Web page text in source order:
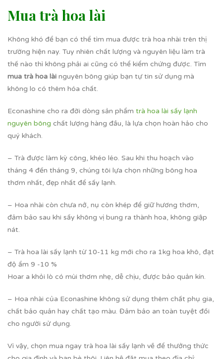
Mua trà hoa lài
Không khó để bạn có thể tìm mua được trà hoa nhài trên thị
trường hiện nay. Tuy nhiên chất lượng và nguyên liệu làm trà
thế nào thì không phải ai cũng có thể kiểm chứng được. Tìm
mua trà hoa lài nguyên bông giúp bạn tự tin sử dụng mà
không lo có thêm hóa chất.
Econashine cho ra đời dòng sản phẩm trà hoa lài sấy lạnh
nguyên bông chất lượng hàng đầu, là lựa chọn hoàn hảo cho
quý khách.
– Trà được làm kỳ công, khéo léo. Sau khi thu hoạch vào
tháng 4 đến tháng 9, chúng tôi lựa chọn những bông hoa
thơm nhất, đẹp nhất để sấy lạnh.
– Hoa nhài còn chưa nở, nụ còn khép để giữ hương thơm,
đảm bảo sau khi sấy không vị bung ra thành hoa, không giập
nát.
– Trà hoa lài sấy lạnh từ 10-11 kg mới cho ra 1kg hoa khô, đạt
độ ẩm 9 -10 %
Hoar a khỏi lò có mùi thơm nhẹ, dễ chịu, được bảo quản kín.
– Hoa nhài của Econashine không sử dụng thêm chất phụ gia,
chất bảo quản hay chất tạo màu. Đảm bảo an toàn tuyệt đối
cho người sử dụng.
Vì vậy, chọn mua ngay trà hoa lài sấy lạnh về để thưởng thức